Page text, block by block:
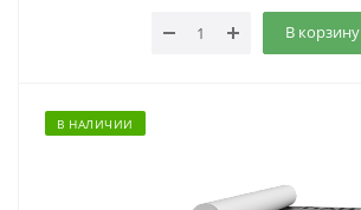
В корзину
В НАЛИЧИИ